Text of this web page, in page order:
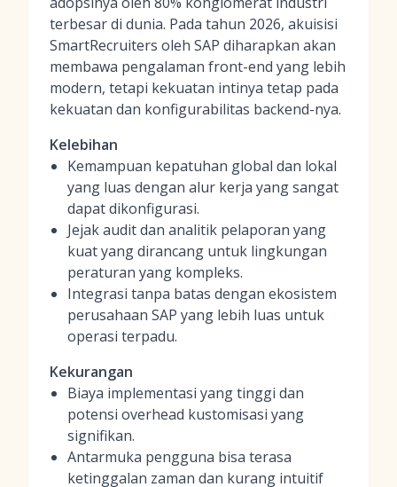
terbesar di dunia. Pada tahun 2026, akuisisi
SmartRecruiters oleh SAP diharapkan akan
membawa pengalaman front-end yang lebih
modern, tetapi kekuatan intinya tetap pada
kekuatan dan konfigurabilitas backend-nya.
Kelebihan
Kemampuan kepatuhan global dan lokal
yang luas dengan alur kerja yang sangat
dapat dikonfigurasi.
Jejak audit dan analitik pelaporan yang
kuat yang dirancang untuk lingkungan
peraturan yang kompleks.
Integrasi tanpa batas dengan ekosistem
perusahaan SAP yang lebih luas untuk
operasi terpadu.
Kekurangan
Biaya implementasi yang tinggi dan
potensi overhead kustomisasi yang
signifikan.
Antarmuka pengguna bisa terasa
ketinggalan zaman dan kurang intuitif